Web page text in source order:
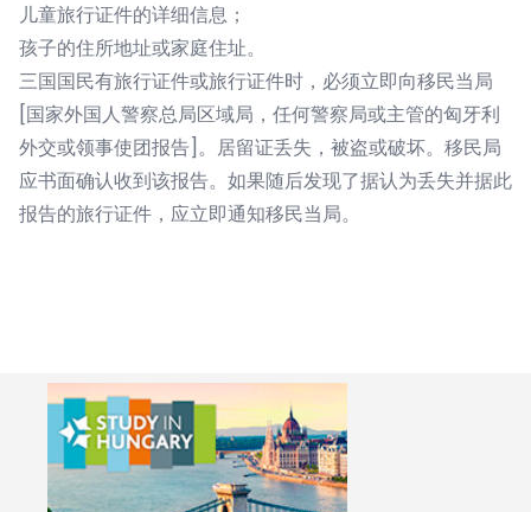
儿童旅行证件的详细信息；
孩子的住所地址或家庭住址。
三国国民有旅行证件或旅行证件时，必须立即向移民当局
[国家外国人警察总局区域局，任何警察局或主管的匈牙利
外交或领事使团报告]。居留证丢失，被盗或破坏。移民局
应书面确认收到该报告。如果随后发现了据认为丢失并据此
报告的旅行证件，应立即通知移民当局。